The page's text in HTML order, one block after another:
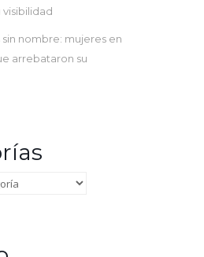
sin nombre: mujeres en
arrebataron su